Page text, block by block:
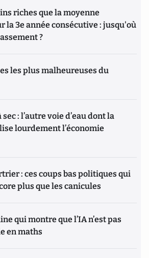
riches que la moyenne
la 3e année consécutive : jusqu'où
?
les plus malheureuses du
: l’autre voie d’eau dont la
lourdement l’économie
: ces coups bas politiques qui
plus que les canicules
qui montre que l’IA n’est pas
en maths